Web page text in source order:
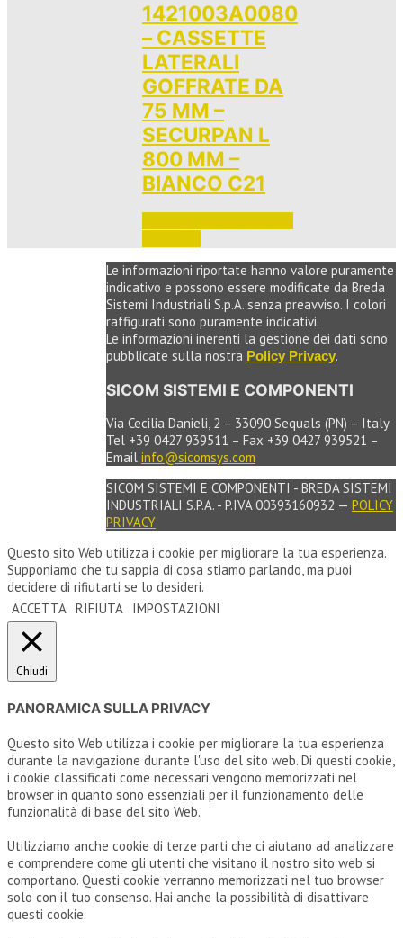
1421003A0080
– CASSETTE
LATERALI
GOFFRATE DA
75 MM –
SECURPAN L
800 MM –
BIANCO C21
Le informazioni riportate hanno valore puramente
indicativo e possono essere modificate da Breda
Sistemi Industriali S.p.A. senza preavviso. I colori
raffigurati sono puramente indicativi.
Le informazioni inerenti la gestione dei dati sono
pubblicate sulla nostra Policy Privacy.
SICOM SISTEMI E COMPONENTI
Via Cecilia Danieli, 2 – 33090 Sequals (PN) – Italy
Tel +39 0427 939511 – Fax +39 0427 939521 –
Email info@sicomsys.com
SICOM SISTEMI E COMPONENTI - BREDA SISTEMI
INDUSTRIALI S.P.A. - P.IVA 00393160932 — POLICY
PRIVACY
Questo sito Web utilizza i cookie per migliorare la tua esperienza.
Supponiamo che tu sappia di cosa stiamo parlando, ma puoi
decidere di rifiutarti se lo desideri.
ACCETTA RIFIUTA IMPOSTAZIONI
Chiudi
PANORAMICA SULLA PRIVACY
Questo sito Web utilizza i cookie per migliorare la tua esperienza
durante la navigazione durante l'uso del sito web. Di questi cookie,
i cookie classificati come necessari vengono memorizzati nel
browser in quanto sono essenziali per il funzionamento delle
funzionalità di base del sito Web.
Utilizziamo anche cookie di terze parti che ci aiutano ad analizzare
e comprendere come gli utenti che visitano il nostro sito web si
comportano. Questi cookie verranno memorizzati nel tuo browser
solo con il tuo consenso. Hai anche la possibilità di disattivare
questi cookie.